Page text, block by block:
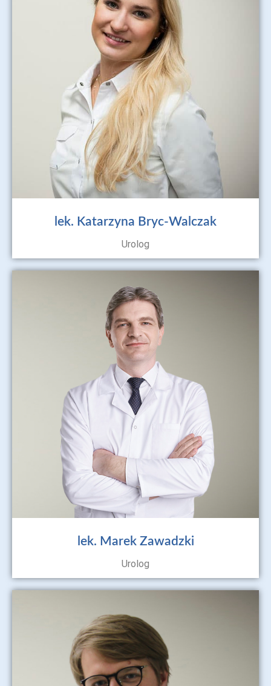
lek. Katarzyna Bryc-Walczak
Urolog
lek. Marek Zawadzki
Urolog